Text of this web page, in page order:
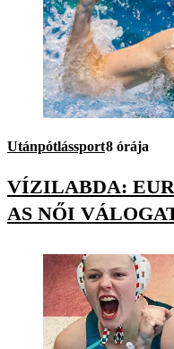
Utánpótlássport8 órája
VÍZILABDA:
AS NŐI